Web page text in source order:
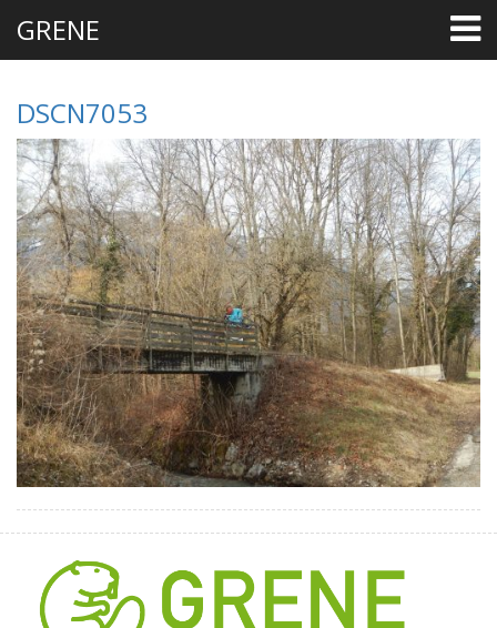
GRENE
DSCN7053